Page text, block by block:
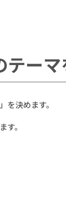
ーマ
を決めます。
。